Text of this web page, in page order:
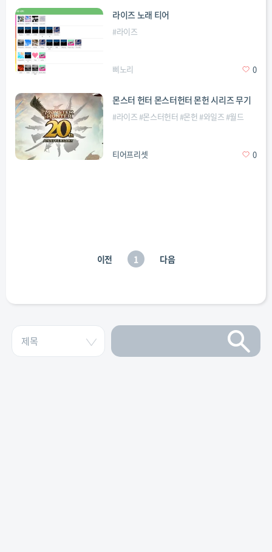
라이즈 노래 티어
#라이즈
삐노리 0
몬스터 헌터 몬스터헌터 몬헌 시리즈 무기
#라이즈#몬스터헌터 #몬헌 #와일즈#월드
티어프리셋 0
이전 1 다음